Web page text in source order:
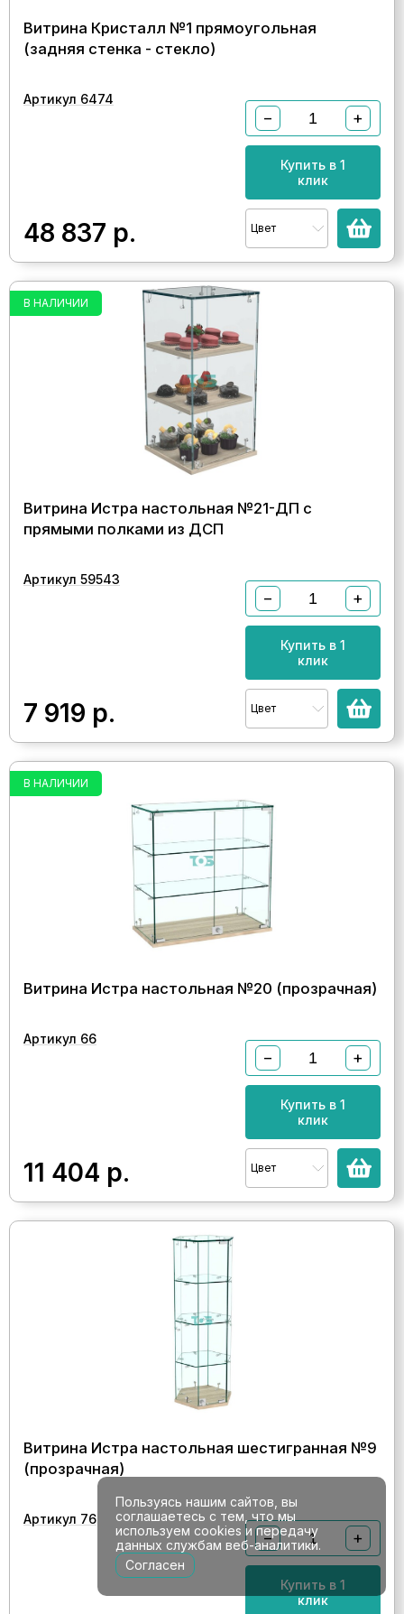
Витрина Кристалл №1 прямоугольная
(задняя стенка - стекло)
Артикул 6474
48 837 р.
− +
Купить в 1
клик
Цвет
В НАЛИЧИИ
Витрина Истра настольная №21-ДП с
прямыми полками из ДСП
Артикул 59543
7 919 р.
− +
Купить в 1
клик
Цвет
В НАЛИЧИИ
Витрина Истра настольная №20 (прозрачная)
Артикул 66
11 404 р.
− +
Купить в 1
клик
Цвет
Витрина Истра настольная шестигранная №9
(прозрачная)
Артикул 76
− +
Купить в 1
клик
Пользуясь нашим сайтов, вы
соглашаетесь с тем, что мы
используем cookies и передачу
данных службам веб-аналитики.
Согласен